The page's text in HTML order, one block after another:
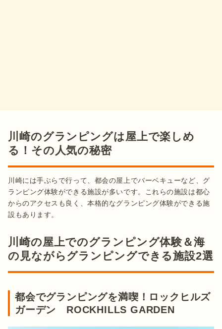
川崎のグランピングは屋上で楽しめ
る！その人気の秘密
川崎には手ぶらで行って、都会の屋上でバーベキューなど、グ
ランピング体験ができる施設が多いです。これらの施設は都心
からのアクセスも良く、本格的なグランピング体験ができる施
設もあります。
川崎の屋上でのグランピング体験＆海
の見ながらグランピングできる施設2選
都会でグランピングを満喫！ロックヒルズ
ガーデン ROCKHILLS GARDEN